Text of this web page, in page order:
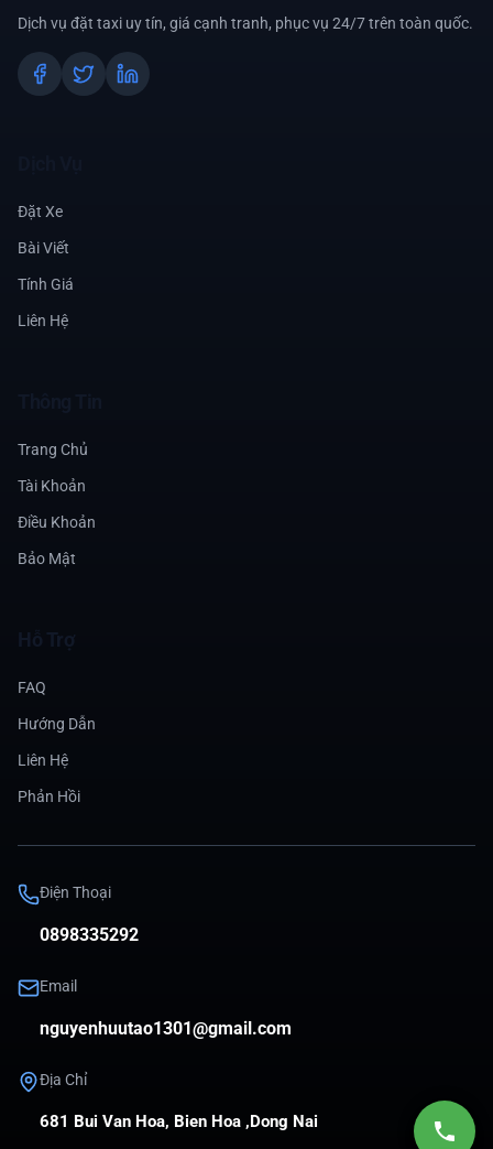
Dịch vụ đặt taxi uy tín, giá cạnh tranh, phục vụ 24/7 trên toàn quốc.
Đặt Xe
Bài Viết
Tính Giá
Liên Hệ
Trang Chủ
Tài Khoản
Điều Khoản
Bảo Mật
Hỗ Trợ
FAQ
Hướng Dẫn
Liên Hệ
Phản Hồi
Điện Thoại
0898335292
Email
nguyenhuutao1301@gmail.com
Địa Chỉ
681 Bui Van Hoa, Bien Hoa ,Dong Nai